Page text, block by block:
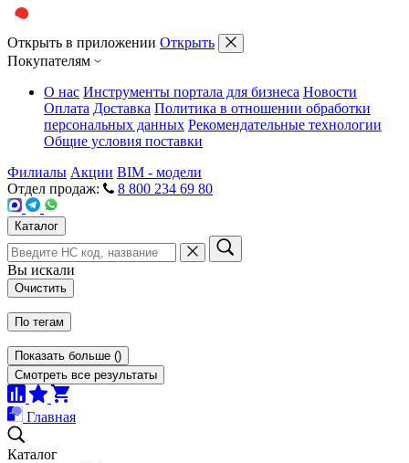
Открыть в приложении Открыть
Покупателям
О нас Инструменты портала для бизнеса Новости
Оплата Доставка Политика в отношении обработки
персональных данных Рекомендательные технологии
Общие условия поставки
Филиалы Акции BIM - модели
Отдел продаж:
8 800 234 69 80
Каталог
Вы искали
Очистить
По тегам
Показать больше ()
Смотреть все результаты
Главная
Каталог